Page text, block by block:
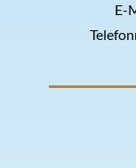
E-